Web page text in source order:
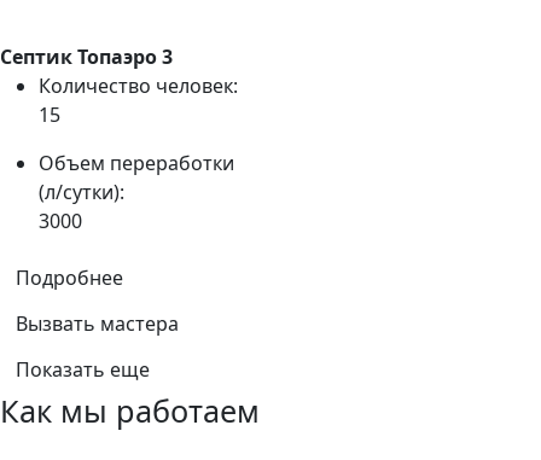
Септик Топаэро 3
Количество человек:
15
Объем переработки
(л/сутки):
3000
Подробнее
Вызвать мастера
Показать еще
Как мы работаем